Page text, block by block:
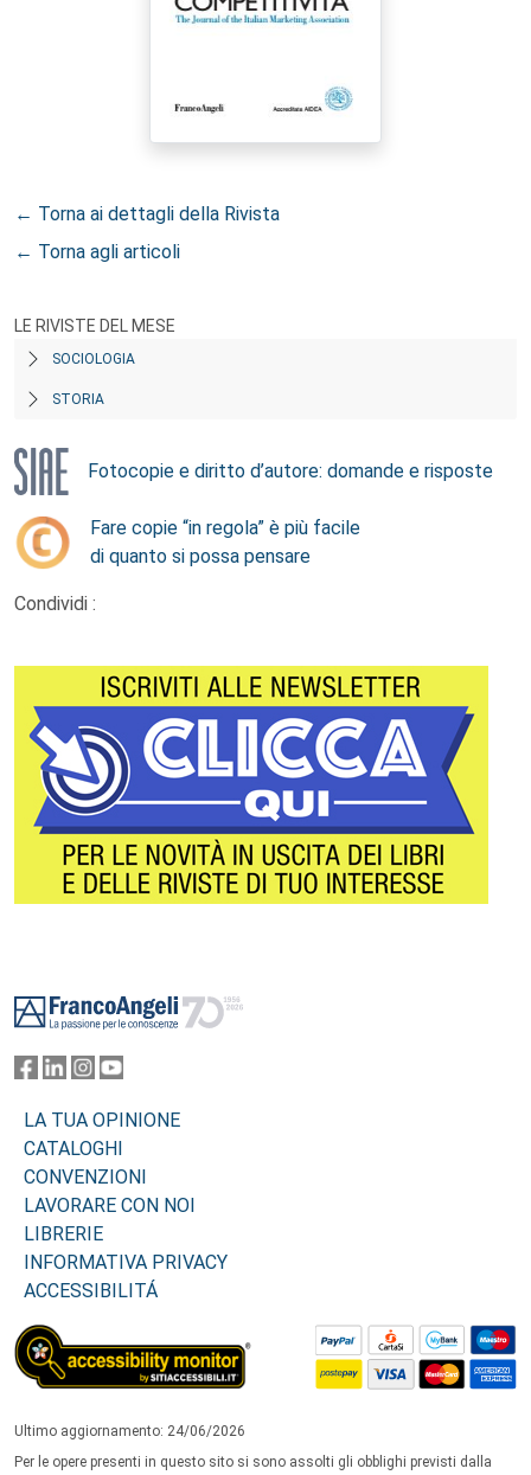
← Torna ai dettagli della Rivista
← Torna agli articoli
LE RIVISTE DEL MESE
SOCIOLOGIA
STORIA
Fotocopie e diritto d’autore: domande e risposte
Fare copie “in regola” è più facile
di quanto si possa pensare
Condividi :
LA TUA OPINIONE
CATALOGHI
CONVENZIONI
LAVORARE CON NOI
LIBRERIE
INFORMATIVA PRIVACY
ACCESSIBILITÁ
Ultimo aggiornamento: 24/06/2026
Per le opere presenti in questo sito si sono assolti gli obblighi previsti dalla